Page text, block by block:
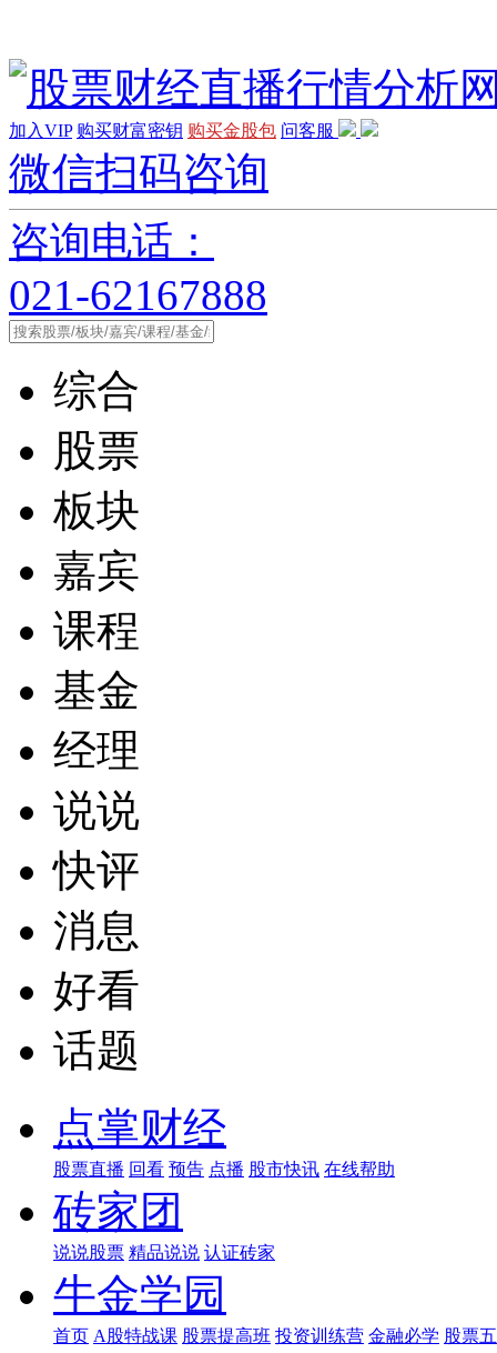
加入VIP 购买财富密钥 购买金股包 问客服
微信扫码咨询
咨询电话：
021-62167888
综合
股票
板块
嘉宾
课程
基金
经理
说说
快评
消息
好看
话题
点掌财经
股票直播 回看 预告 点播 股市快讯 在线帮助
砖家团
说说股票 精品说说 认证砖家
牛金学园
首页 A股特战课 股票提高班 投资训练营 金融必学 股票